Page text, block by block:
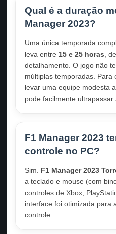
Qual é a duração
Manager 2023?
Uma única temporada
leva entre 15 e 25 horas ,
detalhamento. O jogo não
múltiplas temporadas. Para
levar uma equipe modesta
pode facilmente
F1 Manager 2023
controle no PC?
Sim. F1 Manager 2023
a teclado e mouse (com
controles de Xbox,
interface foi otimizada para
controle.